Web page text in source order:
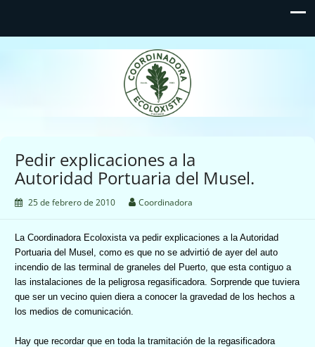
Coordinadora Ecoloxista
d'Asturies
Pedir explicaciones a la
Autoridad Portuaria del Musel.
25 de febrero de 2010 Coordinadora
La Coordinadora Ecoloxista va pedir explicaciones a la Autoridad
Portuaria del Musel, como es que no se advirtió de ayer del auto
incendio de las terminal de graneles del Puerto, que esta contiguo a
las instalaciones de la peligrosa regasificadora. Sorprende que tuviera
que ser un vecino quien diera a conocer la gravedad de los hechos a
los medios de comunicación.
Hay que recordar que en toda la tramitación de la regasificadora